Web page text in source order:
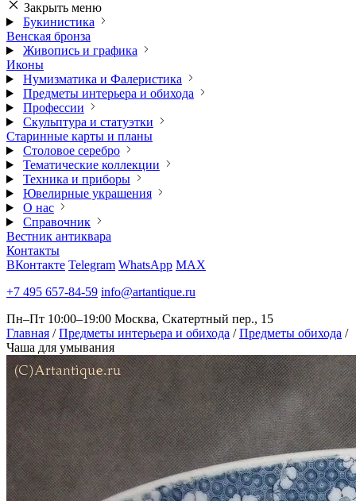
Закрыть меню
Букинистика
Венская бронза
Живопись и графика
Иконы
Нумизматика и Фалеристика
Предметы интерьера и обихода
Профессии
Скульптура и статуэтки
Старинные карты и планы
Столовое серебро
Тематические коллекции
Техника и приборы
Ювелирные украшения
О нас
Справочник
Вестник антиквара
Контакты
ВКонтакте Telegram WhatsApp MAX
+7 495 657-84-59 info@artantique.ru
Пн–Пт 10:00–19:00 Москва, Скатертный пер., 15
Главная / Предметы интерьера и обихода / Предметы обихода /
Чаша для умывания